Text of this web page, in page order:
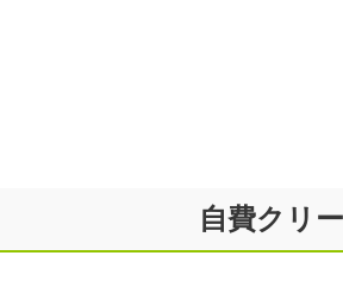
自費クリ